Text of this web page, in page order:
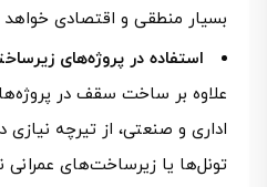
بسیار منطقی و اقتصادی خواهد
استفاده در پروژه‌های
علاوه بر ساخت سقف در
اداری و صنعتی، از تیرچه
تونل‌ها یا زیرساخت‌های عمرانی